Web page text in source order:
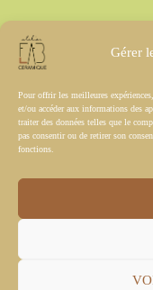
Gérer
Pour offrir les meilleures
et/ou accéder aux informations des
traiter des données telles que le
pas consentir ou de retirer son
fonctions.